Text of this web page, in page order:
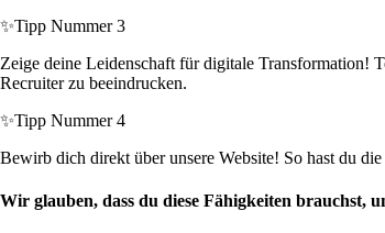
✨Tipp Nummer 3
Zeige deine Leidenschaft für digitale Transformation!
Recruiter zu beeindrucken.
✨Tipp Nummer 4
Bewirb dich direkt über unsere Website! So hast du
Wir glauben, dass du diese Fähigkeiten brauchst,